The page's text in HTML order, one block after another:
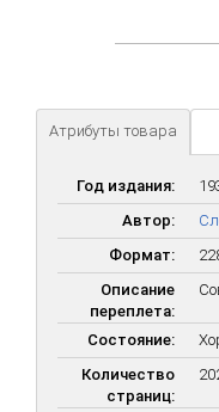
изучающего к
является единственной
твердым знанием
Атрибуты товара
Год издания:
Автор:
Формат:
Описание
переплета:
Состояние:
Количество
страниц: